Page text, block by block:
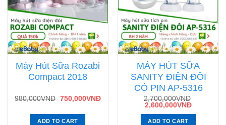
Máy Hút Sữa Rozabi
Compact 2018
980,000VNĐ 750,000VNĐ
ADD TO CART
MÁY HÚT SỮA
SANITY ĐIỆN ĐÔI
CÓ PIN AP-5316
2,700,000VNĐ
2,600,000VNĐ
ADD TO CART